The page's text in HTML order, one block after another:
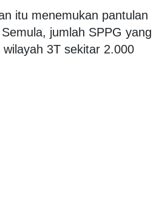
itu menemukan pantulan
jumlah SPPG yang
3T sekitar 2.000